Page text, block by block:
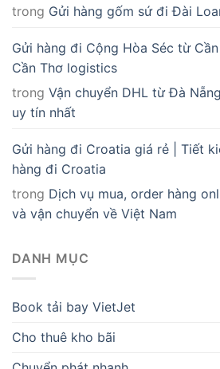
trong Gửi hàng gốm sứ đi Đài
Gửi hàng đi Cộng Hòa Séc từ
Cần Thơ logistics
trong Vận chuyển DHL từ Đà
uy tín nhất
Gửi hàng đi Croatia giá rẻ | Tiết
hàng đi Croatia
trong Dịch vụ mua, order hàng
và vận chuyển về Việt Nam
DANH MỤC
Book tải bay VietJet
Cho thuê kho bãi